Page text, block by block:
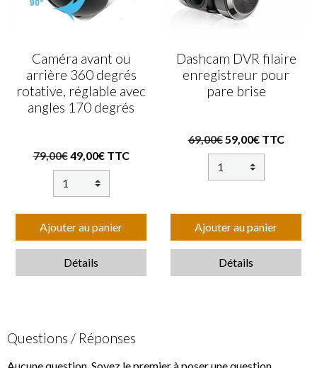
Caméra avant ou
arrière 360 degrés
rotative, réglable avec
angles 170 degrés
79,00€49,00€ TTC
Ajouter au panier
Détails
Dashcam DVR filaire
enregistreur pour
pare brise
69,00€ 59,00€ TTC
Ajouter au panier
Détails
Questions / Réponses
Aucune question. Soyez le premier à poser une question.